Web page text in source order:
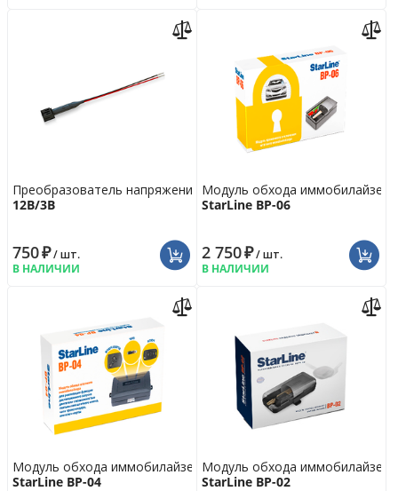
Преобразователь напряжения
12В/3В
750₽/ шт.
В НАЛИЧИИ
Модуль обхода иммобилайзера
StarLine BP-06
2 750₽/ шт.
В НАЛИЧИИ
Модуль обхода иммобилайзера
StarLine BP-04
Модуль обхода иммобилайзера
StarLine BP-02